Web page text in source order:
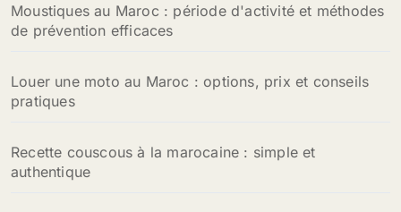
Moustiques au Maroc : période d'activité et méthodes
de prévention efficaces
Louer une moto au Maroc : options, prix et conseils
pratiques
Recette couscous à la marocaine : simple et
authentique